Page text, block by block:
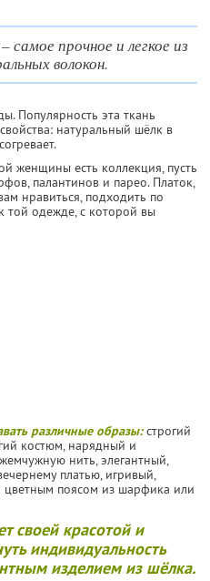
самое прочное и легкое из
волокон.
Популярность эта ткань
натуральный шёлк в
женщины есть коллекция, пусть
палантинов и парео. Платок,
нравиться, подходить по
той одежде, с которой вы
различные образы:строгий
костюм, нарядный и
нить, элегантный,
платью, игривый,
поясом из шарфика или
своей красотой и
индивидуальность
изделием из шёлка.